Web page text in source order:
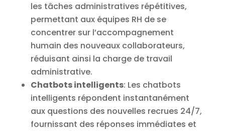
les tâches administratives répétitives,
permettant aux équipes RH de se
concentrer sur l’accompagnement
humain des nouveaux collaborateurs,
réduisant ainsi la charge de travail
administrative.
Chatbots intelligents: Les chatbots
intelligents répondent instantanément
aux questions des nouvelles recrues 24/7,
fournissant des réponses immédiates et